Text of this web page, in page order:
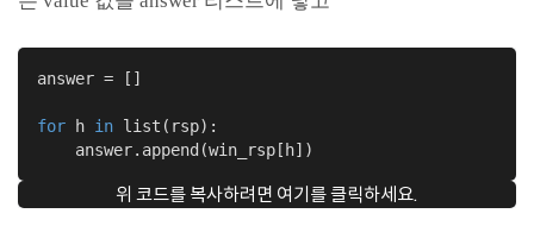
answer = []
for h in list(rsp):
    answer.append(win_rsp[h])
위 코드를 복사하려면 여기를 클릭하세요.